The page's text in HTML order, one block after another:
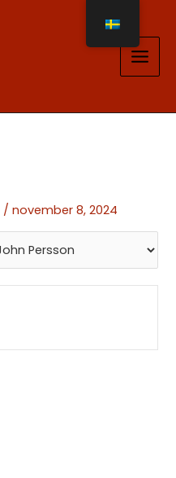
/november 8, 2024